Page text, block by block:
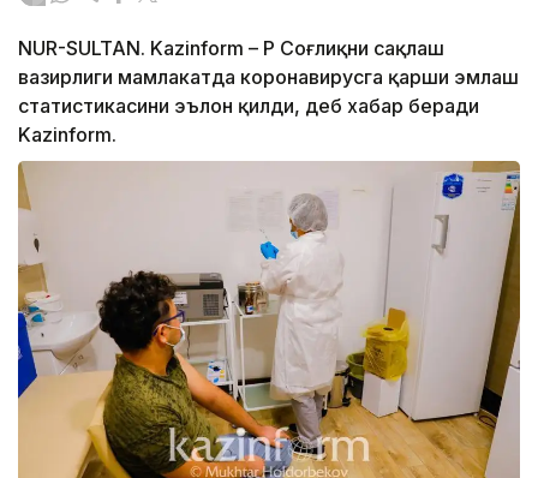
NUR-SULTAN. Kazinform – ҚР Соғлиқни сақлаш
вазирлиги мамлакатда коронавирусга қарши эмлаш
статистикасини эълон қилди, деб хабар беради
Kazinform.